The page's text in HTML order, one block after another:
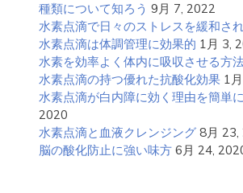
種類について知ろう 9月 7, 2022
水素点滴で日々のストレスを緩和さ
水素点滴は体調管理に効果的 1月 3,
水素を効率よく体内に吸収させる方
水素点滴の持つ優れた抗酸化効果 1
水素点滴が白内障に効く理由を簡単
2020
水素点滴と血液クレンジング 8月 23,
脳の酸化防止に強い味方 6月 24,